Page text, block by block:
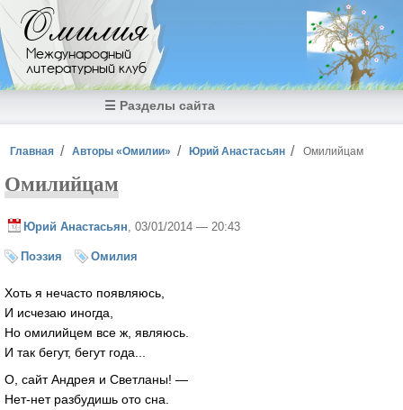
Перейти к основному содержанию
Омилия
Международный
литературный клуб
☰ Разделы сайта
Вы здесь
Главная Авторы «Омилии» Юрий Анастасьян Омилийцам
Омилийцам
Юрий Анастасьян , 03/01/2014 — 20:43
Поэзия Омилия
Хоть я нечасто появляюсь,
И исчезаю иногда,
Но омилийцем все ж, являюсь.
И так бегут, бегут года...
О, сайт Андрея и Светланы! —
Нет-нет разбудишь ото сна.